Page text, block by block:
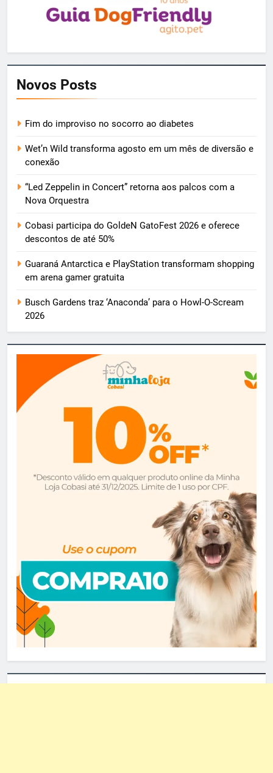
Novos Posts
Fim do improviso no socorro ao diabetes
Wet’n Wild transforma agosto em um mês de diversão e
conexão
“Led Zeppelin in Concert” retorna aos palcos com a
Nova Orquestra
Cobasi participa do GoldeN GatoFest 2026 e oferece
descontos de até 50%
Guaraná Antarctica e PlayStation transformam shopping
em arena gamer gratuita
Busch Gardens traz ‘Anaconda’ para o Howl-O-Scream
2026